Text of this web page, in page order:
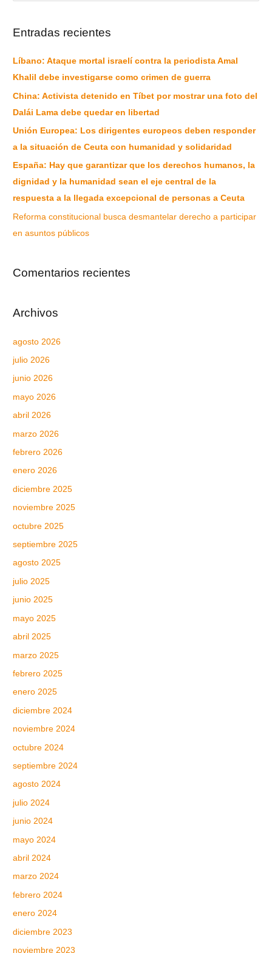
Entradas recientes
Líbano: Ataque mortal israelí contra la periodista Amal
Khalil debe investigarse como crimen de guerra
China: Activista detenido en Tíbet por mostrar una foto del
Dalái Lama debe quedar en libertad
Unión Europea: Los dirigentes europeos deben responder
a la situación de Ceuta con humanidad y solidaridad
España: Hay que garantizar que los derechos humanos, la
dignidad y la humanidad sean el eje central de la
respuesta a la llegada excepcional de personas a Ceuta
Reforma constitucional busca desmantelar derecho a participar
en asuntos públicos
Comentarios recientes
Archivos
agosto 2026
julio 2026
junio 2026
mayo 2026
abril 2026
marzo 2026
febrero 2026
enero 2026
diciembre 2025
noviembre 2025
octubre 2025
septiembre 2025
agosto 2025
julio 2025
junio 2025
mayo 2025
abril 2025
marzo 2025
febrero 2025
enero 2025
diciembre 2024
noviembre 2024
octubre 2024
septiembre 2024
agosto 2024
julio 2024
junio 2024
mayo 2024
abril 2024
marzo 2024
febrero 2024
enero 2024
diciembre 2023
noviembre 2023